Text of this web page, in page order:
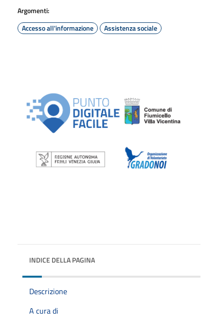
Argomenti:
Accesso all'informazione
Assistenza sociale
INDICE DELLA PAGINA
Descrizione
A cura di